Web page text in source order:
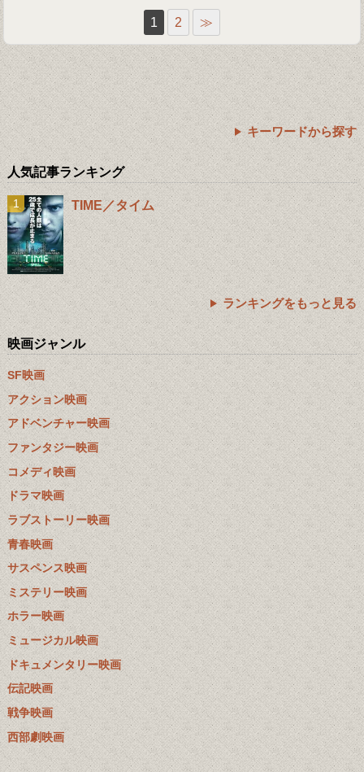
1 2 ≫
キーワードから探す
人気記事ランキング
TIME／タイム
ランキングをもっと見る
映画ジャンル
SF映画
アクション映画
アドベンチャー映画
ファンタジー映画
コメディ映画
ドラマ映画
ラブストーリー映画
青春映画
サスペンス映画
ミステリー映画
ホラー映画
ミュージカル映画
ドキュメンタリー映画
伝記映画
戦争映画
西部劇映画